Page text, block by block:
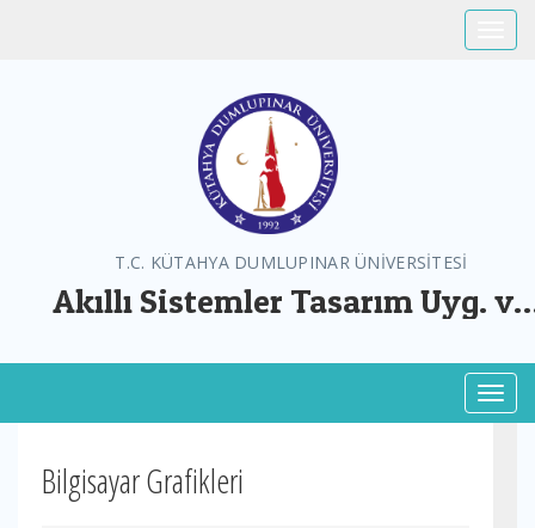
T.C. KÜTAHYA DUMLUPINAR ÜNİVERSİTESİ
Akıllı Sistemler Tasarım Uyg. ve
Bilgisayar Grafikleri